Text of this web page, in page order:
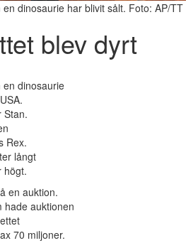
en dinosaurie har blivit sålt. Foto: AP/TT
blev dyrt
en dinosaurie
Stan.
Rex.
långt
högt.
en auktion.
hade auktionen
70 miljoner.